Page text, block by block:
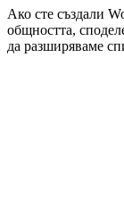
Ако сте създали
общността,
да разширяваме